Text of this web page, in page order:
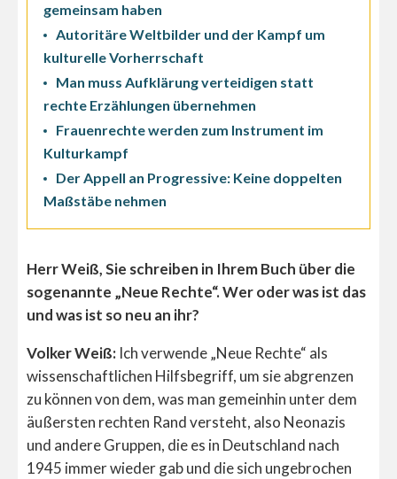
gemeinsam haben
Autoritäre Weltbilder und der Kampf um
kulturelle Vorherrschaft
Man muss Aufklärung verteidigen statt
rechte Erzählungen übernehmen
Frauenrechte werden zum Instrument im
Kulturkampf
Der Appell an Progressive: Keine doppelten
Maßstäbe nehmen
Herr Weiß, Sie schreiben in Ihrem Buch über die
sogenannte „Neue Rechte“. Wer oder was ist das
und was ist so neu an ihr?
Volker Weiß: Ich verwende „Neue Rechte“ als
wissenschaftlichen Hilfsbegriff, um sie abgrenzen
zu können von dem, was man gemeinhin unter dem
äußersten rechten Rand versteht, also Neonazis
und andere Gruppen, die es in Deutschland nach
1945 immer wieder gab und die sich ungebrochen